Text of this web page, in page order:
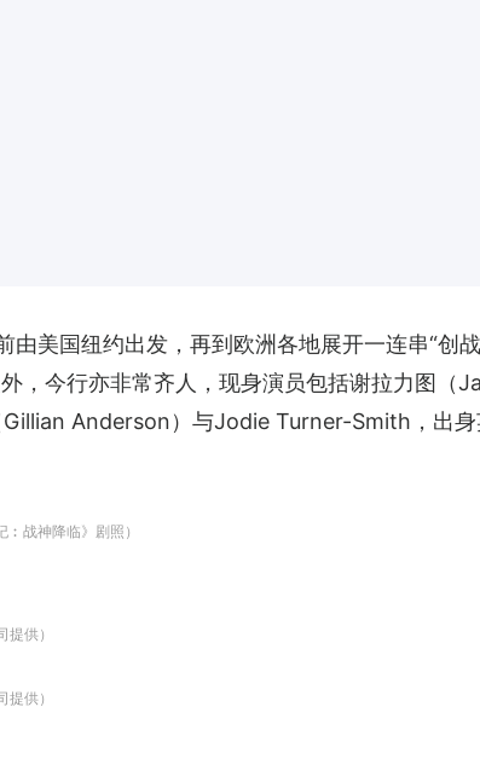
美国纽约出发，再到欧洲各地展开一连串“创
，今行亦非常齐人，现身演员包括谢拉力图（
Anderson）与Jodie Turner-Smith，出
战神降临》剧照）
供）
供）